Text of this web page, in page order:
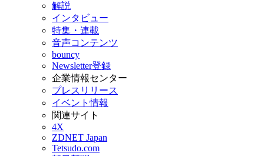
解説
インタビュー
特集・連載
音声コンテンツ
bouncy
Newsletter登録
企業情報センター
プレスリリース
イベント情報
関連サイト
4X
ZDNET Japan
Tetsudo.com